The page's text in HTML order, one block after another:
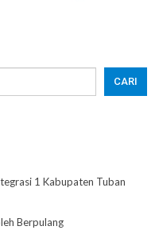
CARI
1 Kabupaten Tuban
Berpulang